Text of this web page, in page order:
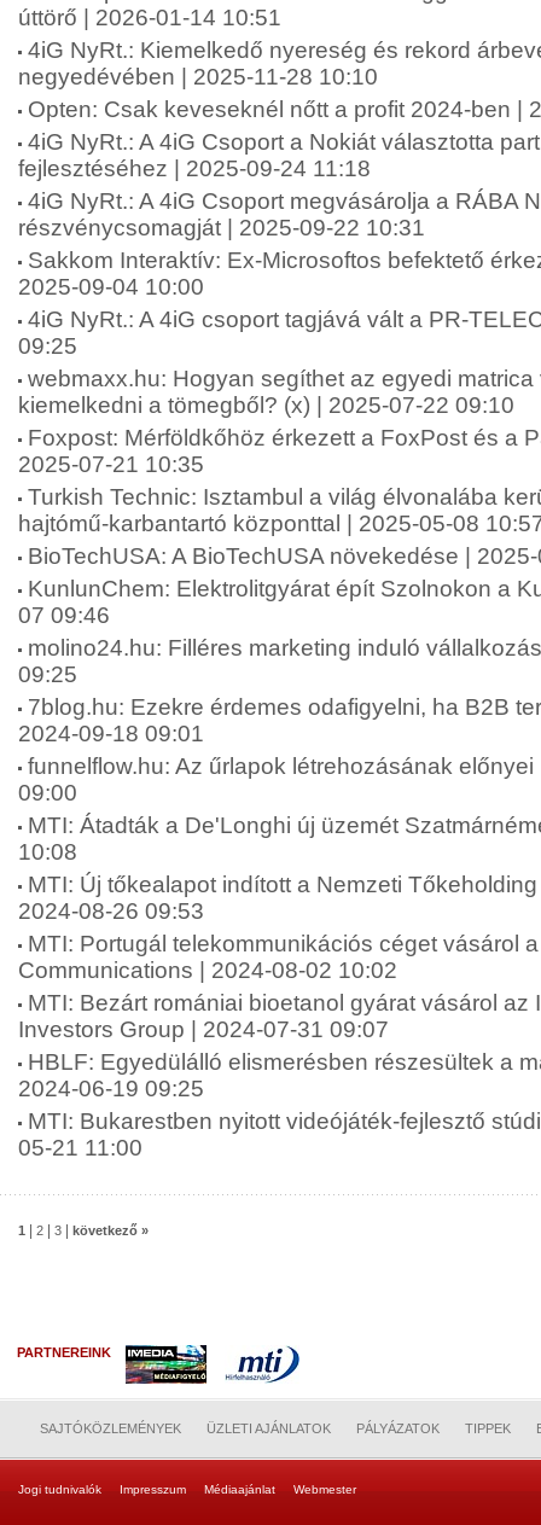
úttörő | 2026-01-14 10:51
4iG NyRt.: Kiemelkedő nyereség és rekord
negyedévében | 2025-11-28 10:10
Opten: Csak keveseknél nőtt a profit 2024-ben |
4iG NyRt.: A 4iG Csoport a Nokiát választotta
fejlesztéséhez | 2025-09-24 11:18
4iG NyRt.: A 4iG Csoport megvásárolja a RÁBA
részvénycsomagját | 2025-09-22 10:31
Sakkom Interaktív: Ex-Microsoftos befektető
2025-09-04 10:00
4iG NyRt.: A 4iG csoport tagjává vált a PR-
09:25
webmaxx.hu: Hogyan segíthet az egyedi
kiemelkedni a tömegből? (x) | 2025-07-22 09:10
Foxpost: Mérföldkőhöz érkezett a FoxPost és a
2025-07-21 10:35
Turkish Technic: Isztambul a világ élvonalába
hajtómű-karbantartó központtal | 2025-05-08
BioTechUSA: A BioTechUSA növekedése |
KunlunChem: Elektrolitgyárat épít Szolnokon a
07 09:46
molino24.hu: Filléres marketing induló
09:25
7blog.hu: Ezekre érdemes odafigyelni, ha B2B
2024-09-18 09:01
funnelflow.hu: Az űrlapok létrehozásának
09:00
MTI: Átadták a De'Longhi új üzemét
10:08
MTI: Új tőkealapot indított a Nemzeti
2024-08-26 09:53
MTI: Portugál telekommunikációs céget vásárol
Communications | 2024-08-02 10:02
MTI: Bezárt romániai bioetanol gyárat vásárol az
Investors Group | 2024-07-31 09:07
HBLF: Egyedülálló elismerésben részesültek a
2024-06-19 09:25
MTI: Bukarestben nyitott videójáték-fejlesztő
05-21 11:00
1 2 3 következő »
PARTNEREINK
SAJTÓKÖZLEMÉNYEK ÜZLETI AJÁNLATOK PÁLYÁZATOK TIPPEK
Jogi tudnivalók Impresszum Médiaajánlat Webmester